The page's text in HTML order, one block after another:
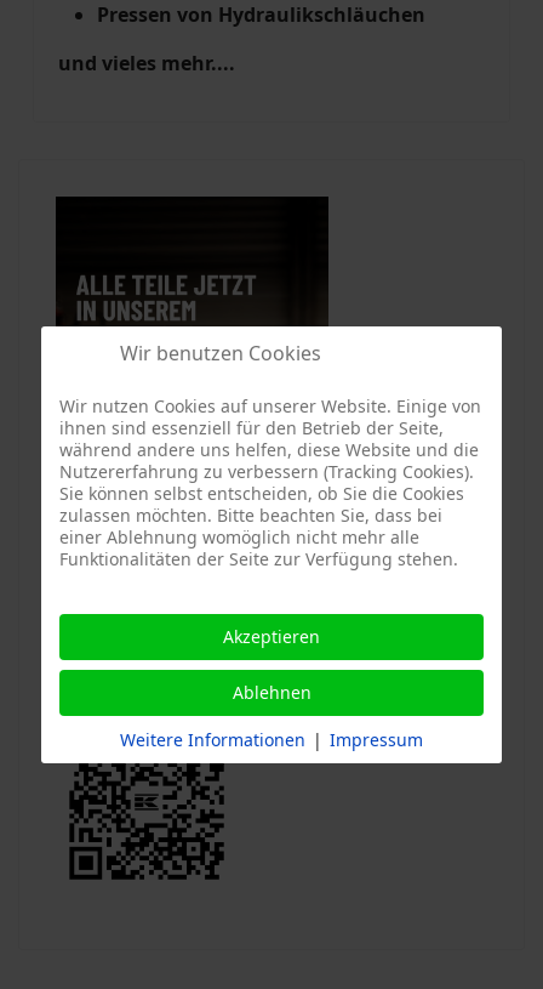
Pressen von Hydraulikschläuchen
und vieles mehr....
Wir benutzen Cookies
Wir nutzen Cookies auf unserer Website. Einige von
ihnen sind essenziell für den Betrieb der Seite,
während andere uns helfen, diese Website und die
Nutzererfahrung zu verbessern (Tracking Cookies).
Sie können selbst entscheiden, ob Sie die Cookies
zulassen möchten. Bitte beachten Sie, dass bei
einer Ablehnung womöglich nicht mehr alle
Funktionalitäten der Seite zur Verfügung stehen.
Akzeptieren
Ablehnen
Weitere Informationen | Impressum